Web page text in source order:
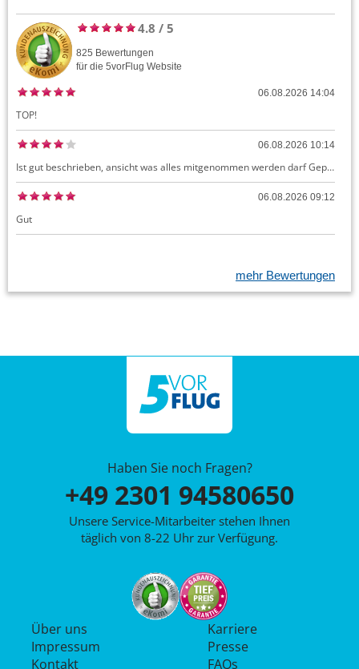
4.8 / 5
825 Bewertungen
für die 5vorFlug Website
06.08.2026 14:04
TOP!
06.08.2026 10:14
Ist gut beschrieben, ansicht was alles mitgenommen werden darf Gepäck dürfte auch kostenloses Handgepäck umfassen, ansonsten sehr easy zu machen
06.08.2026 09:12
Gut
mehr Bewertungen
Haben Sie noch Fragen?
+49 2301 94580650
Unsere Service-Mitarbeiter stehen Ihnen
täglich von 8-22 Uhr zur Verfügung.
Über uns
Impressum
Kontakt
Karriere
Presse
FAQs